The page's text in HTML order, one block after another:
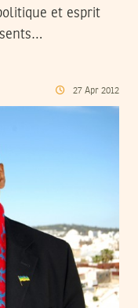
et esprit
27 Apr 2012